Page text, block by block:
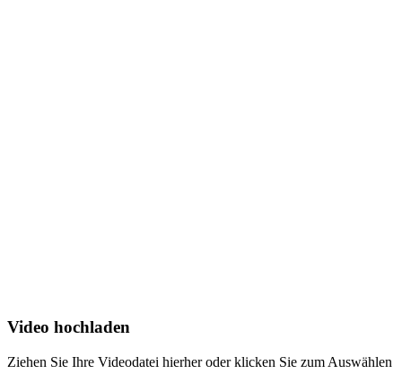
Video hochladen
Ziehen Sie Ihre Videodatei hierher oder klicken Sie zum Auswählen